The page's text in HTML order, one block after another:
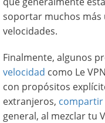
soportar muchos más
velocidades.
Finalmente, algunos
velocidad como Le
con propósitos
extranjeros, compartir
general, al mezclar tu